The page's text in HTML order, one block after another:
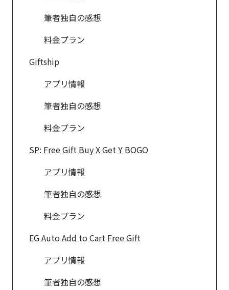
筆者独自の感想
料金プラン
Giftship
アプリ情報
筆者独自の感想
料金プラン
SP: Free Gift Buy X Get Y BOGO
アプリ情報
筆者独自の感想
料金プラン
EG Auto Add to Cart Free Gift
アプリ情報
筆者独自の感想